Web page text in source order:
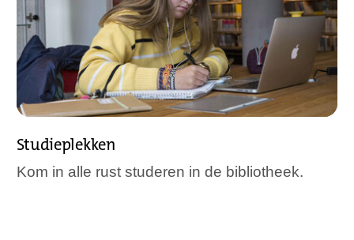
Studieplekken
Kom in alle rust studeren in de bibliotheek.